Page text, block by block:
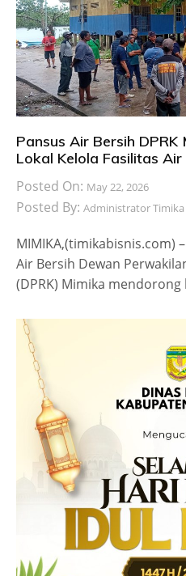
Pansus Air Bersih
Lokal Kelola Fasilitas
Posted On: May 22, 2026
Posted By: Administrator Timika
MIMIKA,(timikabisnis.com)
Air Bersih Dewan
(DPRK) Mimika